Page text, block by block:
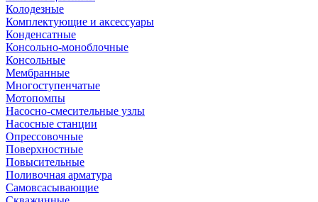
Колодезные
Комплектующие и аксессуары
Конденсатные
Консольно-моноблочные
Консольные
Мембранные
Многоступенчатые
Мотопомпы
Насосно-смесительные узлы
Насосные станции
Опрессовочные
Поверхностные
Повысительные
Поливочная арматура
Самовсасывающие